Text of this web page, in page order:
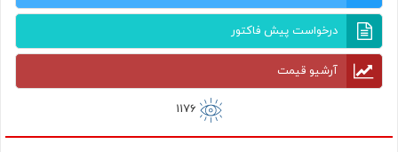
درخواست پیش فاکتور
آرشیو قیمت
1176